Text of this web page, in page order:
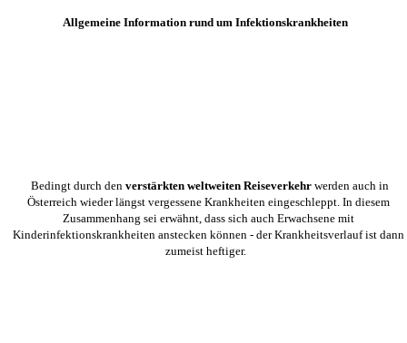
Allgemeine Information rund um Infektionskrankheiten
Bedingt durch den verstärkten weltweiten Reiseverkehr werden auch in
Österreich wieder längst vergessene Krankheiten eingeschleppt. In diesem
Zusammenhang sei erwähnt, dass sich auch Erwachsene mit
Kinderinfektionskrankheiten anstecken können - der Krankheitsverlauf ist dann
zumeist heftiger.